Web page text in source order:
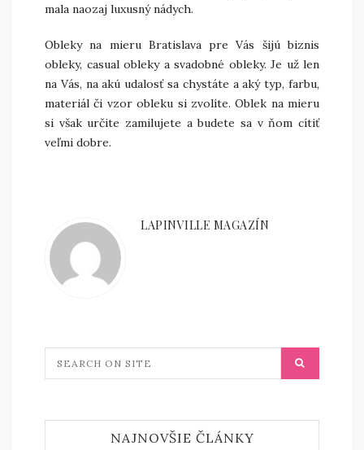
mala naozaj luxusný nádych.
Obleky na mieru Bratislava pre Vás šijú biznis
obleky, casual obleky a svadobné obleky. Je už len
na Vás, na akú udalosť sa chystáte a aký typ, farbu,
materiál či vzor obleku si zvolíte. Oblek na mieru
si však určite zamilujete a budete sa v ňom cítiť
veľmi dobre.
LAPINVILLE MAGAZÍN
NAJNOVŠIE ČLÁNKY